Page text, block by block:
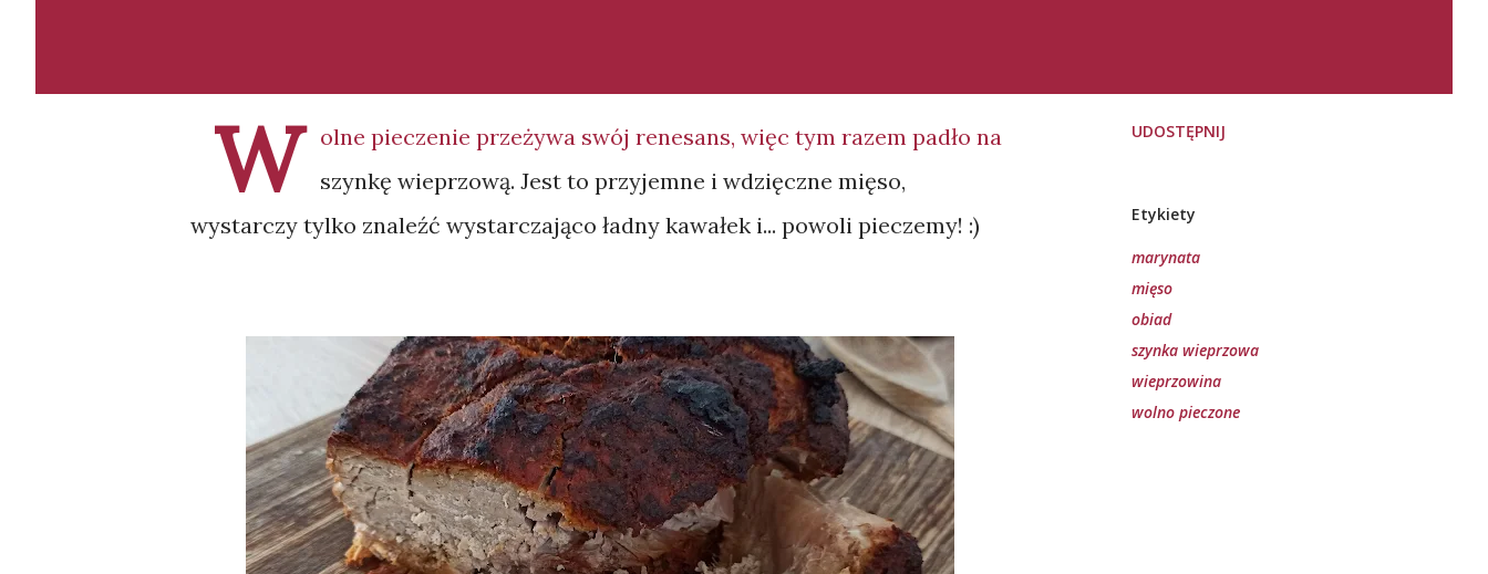
W
olne pieczenie przeżywa swój renesans, więc tym razem padło na
szynkę wieprzową. Jest to przyjemne i wdzięczne mięso,
wystarczy tylko znaleźć wystarczająco ładny kawałek i... powoli pieczemy! :)
UDOSTĘPNIJ
Etykiety
marynata
mięso
obiad
szynka wieprzowa
wieprzowina
wolno pieczone